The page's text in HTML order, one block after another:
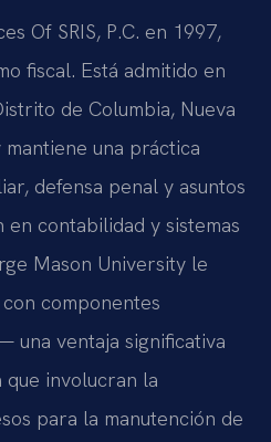
Of SRIS, P.C. en 1997,
fiscal. Está admitido en
de Columbia, Nueva
una práctica
defensa penal y asuntos
en contabilidad y sistemas
Mason University le
componentes
una ventaja significativa
que involucran la
para la manutención de